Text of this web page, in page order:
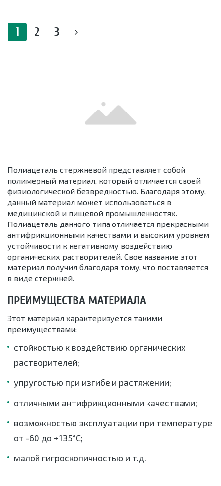
1 2 3
Полиацеталь стержневой представляет собой
полимерный материал, который отличается своей
физиологической безвредностью. Благодаря этому,
данный материал может использоваться в
медицинской и пищевой промышленностях.
Полиацеталь данного типа отличается прекрасными
антифрикционными качествами и высоким уровнем
устойчивости к негативному воздействию
органических растворителей. Свое название этот
материал получил благодаря тому, что поставляется
в виде стержней.
ПРЕИМУЩЕСТВА МАТЕРИАЛА
Этот материал характеризуется такими
преимуществами:
стойкостью к воздействию органических
растворителей;
упругостью при изгибе и растяжении;
отличными антифрикционными качествами;
возможностью эксплуатации при температуре
от -60 до +135°C;
малой гигроскопичностью и т.д.